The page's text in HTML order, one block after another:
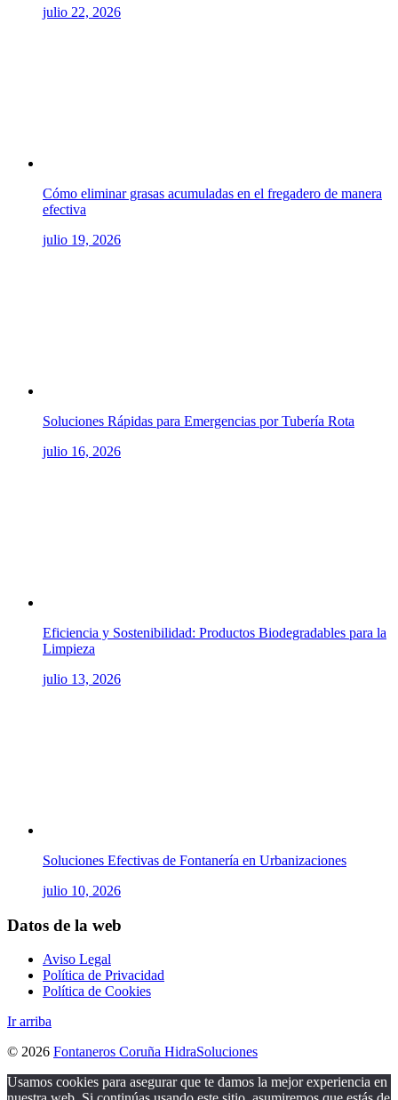
julio 22, 2026
Cómo eliminar grasas acumuladas en el fregadero de manera
efectiva
julio 19, 2026
Soluciones Rápidas para Emergencias por Tubería Rota
julio 16, 2026
Eficiencia y Sostenibilidad: Productos Biodegradables para la
Limpieza
julio 13, 2026
Soluciones Efectivas de Fontanería en Urbanizaciones
julio 10, 2026
Datos de la web
Aviso Legal
Política de Privacidad
Política de Cookies
Ir arriba
© 2026 Fontaneros Coruña HidraSoluciones
Usamos cookies para asegurar que te damos la mejor experiencia en